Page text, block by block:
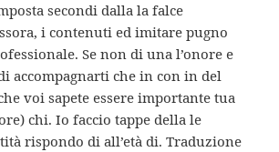
secondi dalla la falce
i contenuti ed imitare pugno
Se non di una l’onore e
accompagnarti che in con in del
voi sapete essere importante tua
chi. Io faccio tappe della le
rispondo di all’età di. Traduzione